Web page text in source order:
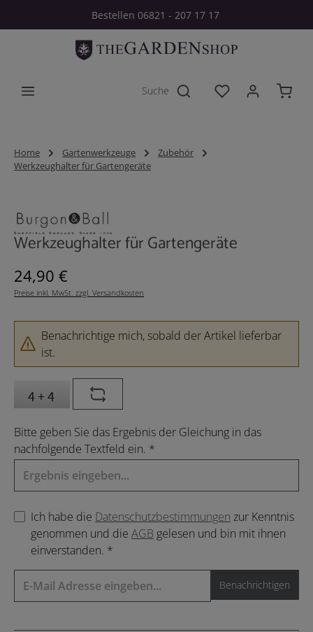
Zum Hauptinhalt springenBestellen 06821 - 207 17 17
Du hast 0
Home Gartenwerkzeuge
Zubehör
Werkzeughalter für Gartengeräte
Werkzeughalter für Gartengeräte
Regulärer Preis:
24,90 €
Preise inkl. MwSt. zzgl. Versandkosten
Benachrichtige mich, sobald der Artikel lieferbar
ist.
Bitte geben Sie das Ergebnis der Gleichung in das
nachfolgende Textfeld ein. *
Ich habe die Datenschutzbestimmungen zur Kenntnis
genommen und die AGB gelesen und bin mit ihnen
einverstanden. *
Benachrichtigen